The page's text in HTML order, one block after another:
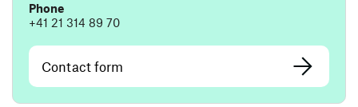
Phone
+41 21 314 89 70
Contact form